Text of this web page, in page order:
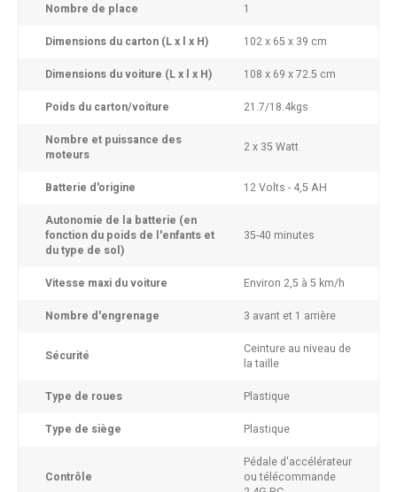
Nombre de place 1
Dimensions du carton (L x l x H) 102 x 65 x 39 cm
Dimensions du voiture (L x l x H) 108 x 69 x 72.5 cm
Poids du carton/voiture 21.7/18.4kgs
Nombre et puissance des
moteurs
2 x 35 Watt
Batterie d'origine 12 Volts - 4,5 AH
Autonomie de la batterie (en
fonction du poids de l'enfants et
du type de sol)
35-40 minutes
Vitesse maxi du voiture Environ 2,5 à 5 km/h
Nombre d'engrenage 3 avant et 1 arrière
Sécurité
Ceinture au niveau de
la taille
Type de roues Plastique
Type de siège Plastique
Contrôle
Pédale d'accélérateur
ou télécommande